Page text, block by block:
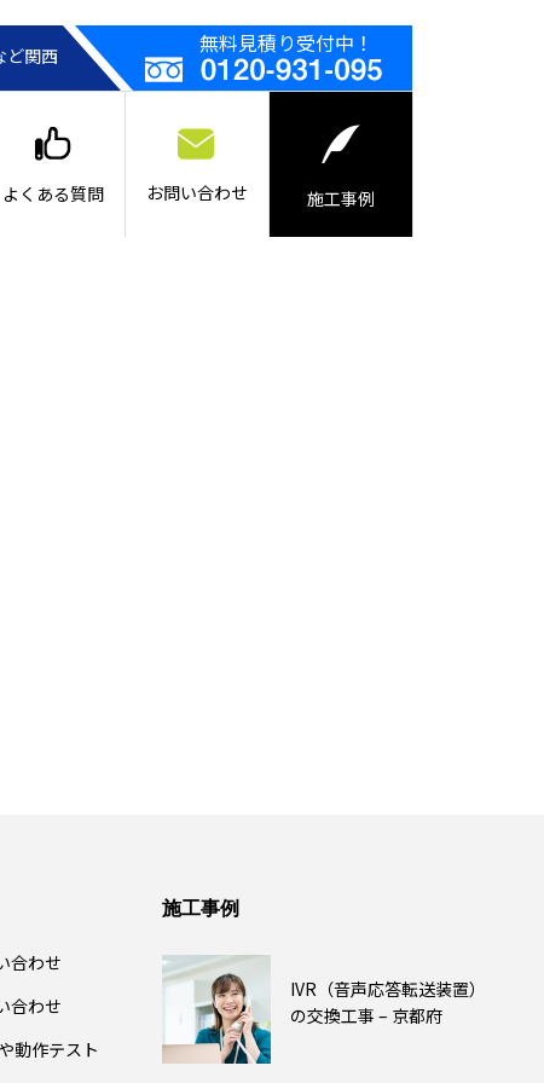
ど関西 無料見積り受付中！
よくある質問 お問い合わせ 施工事例
合わせ
合わせ
動作テスト
施工事例
IVR（音声応答転送装置）
の交換工事 – 京都府